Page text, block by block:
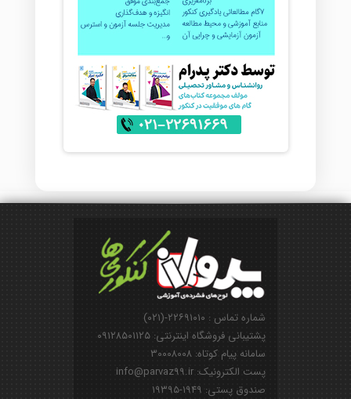
شماره تماس : ۲۲۶۹۱۰۱۰-(۰۲۱)
پشتیبانی فروشگاه اینترنتی: ۰۹۱۲۸۵۰۱۱۲۵
سامانه پیام کوتاه: ۳۰۰۰۸۰۰۸
پست الکترونیک: info@parvaz99.ir
صندوق پستی: ۱۹۴۹-۱۹۳۹۵